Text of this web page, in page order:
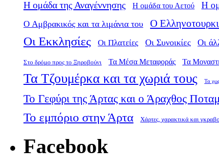
Η ομάδα της Αναγέννησης Η ομάδα του Αετού Η
Ο Αμβρακικός και τα λιμάνια του Ο
Οι Εκκλησίες Οι Πλατείες Οι Συνοικίες Οι
Στο δρόμο προς το Ξηροβούνι Τα Μέσα Μεταφοράς Τα
Τα Τζουμέρκα και τα χωριά τους Τα
Το Γεφύρι της Άρτας και ο Άραχθος
Το εμπόριο στην Άρτα Χάρτες, χαρακτικά και
Facebook